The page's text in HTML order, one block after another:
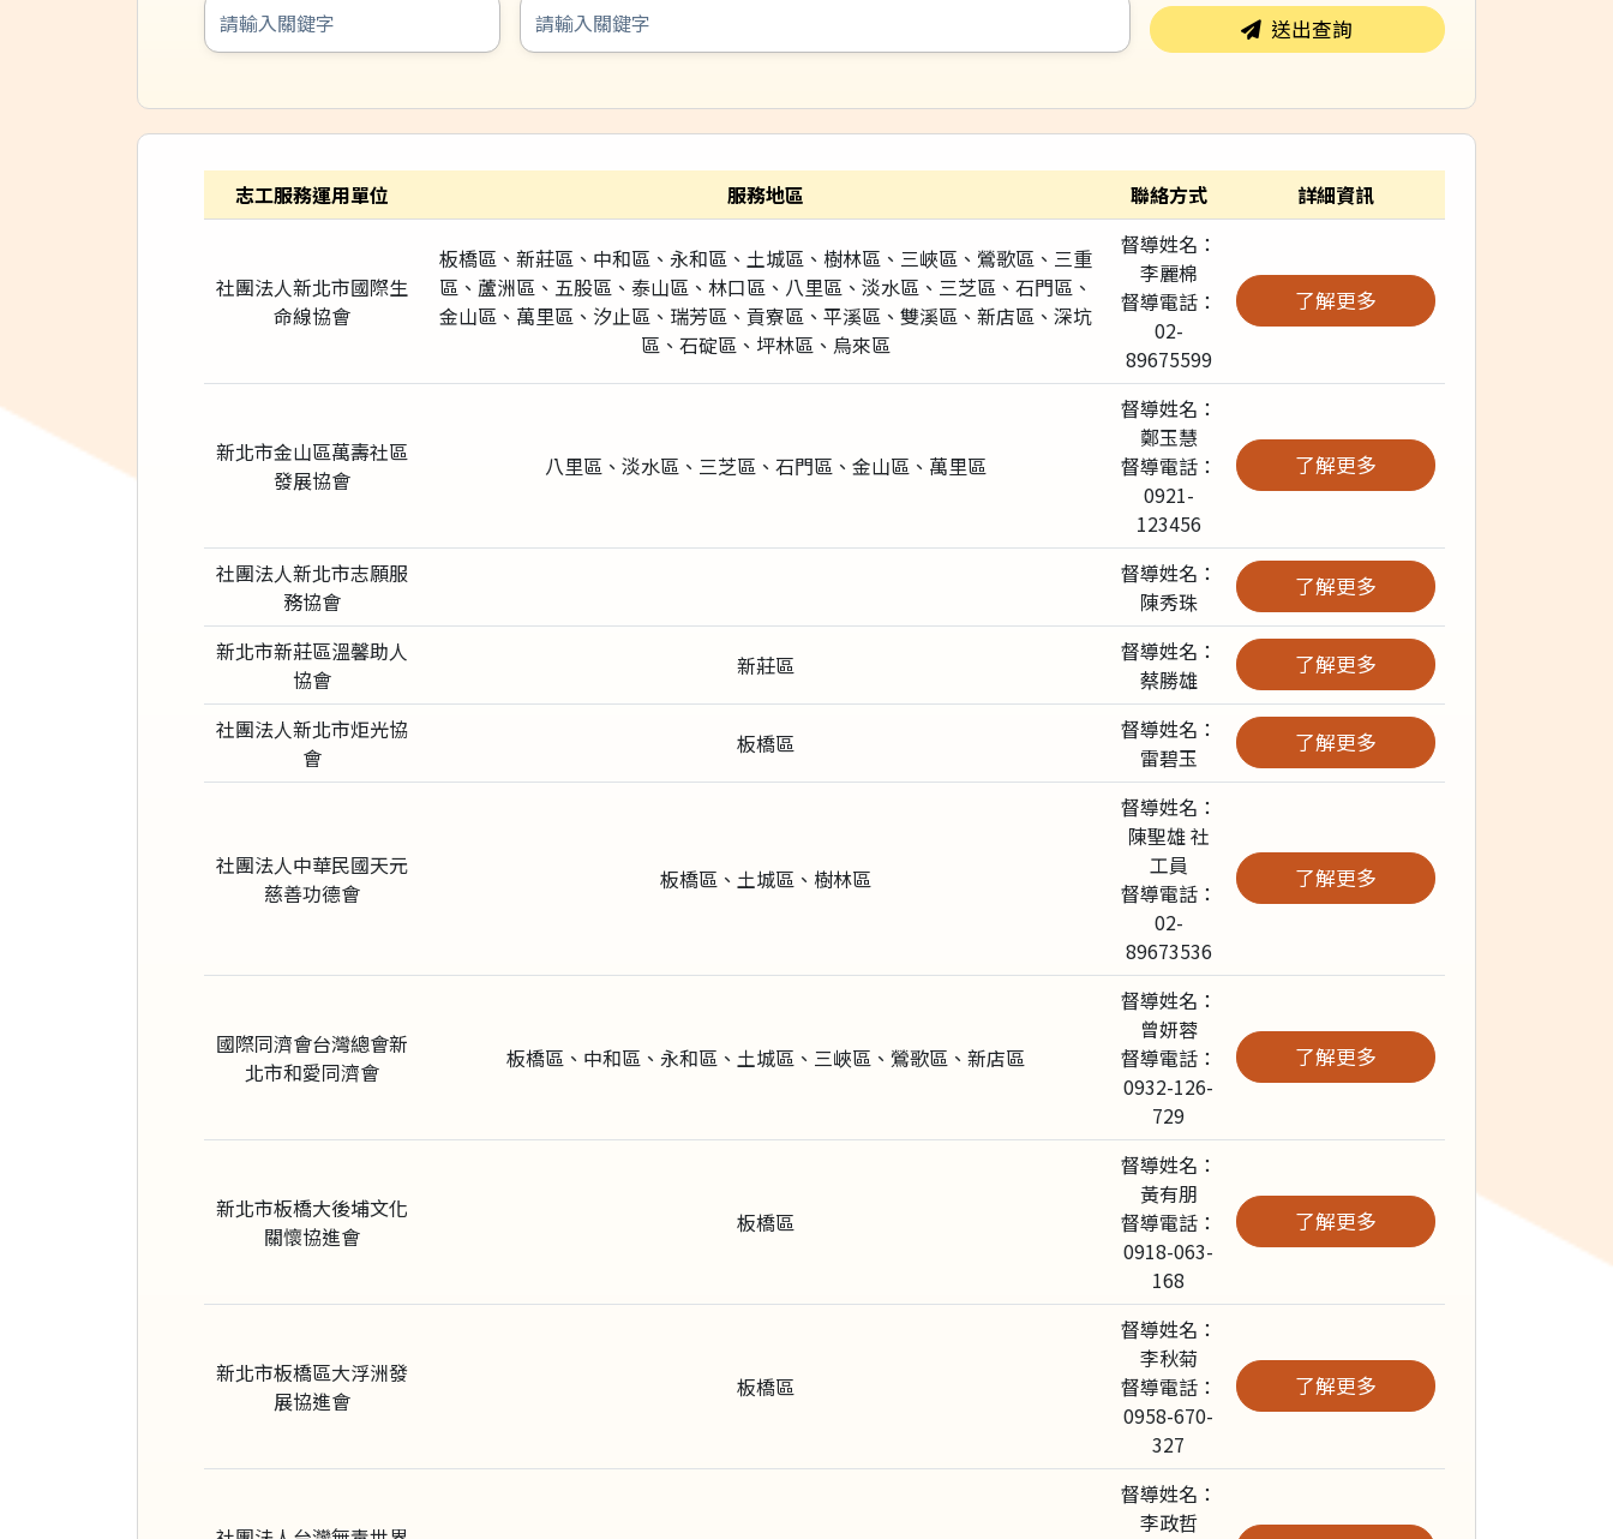
送出查詢
志工服務運用單位 服務地區 聯絡方式 詳細資訊
社團法人新北市國際生
命線協會
板橋區、新莊區、中和區、永和區、土城區、樹林區、三峽區、鶯歌區、三重
區、蘆洲區、五股區、泰山區、林口區、八里區、淡水區、三芝區、石門區、
金山區、萬里區、汐止區、瑞芳區、貢寮區、平溪區、雙溪區、新店區、深坑
區、石碇區、坪林區、烏來區
督導姓名：
李麗棉
督導電話：
02-
89675599
了解更多
新北市金山區萬壽社區
發展協會
八里區、淡水區、三芝區、石門區、金山區、萬里區
督導姓名：
鄭玉慧
督導電話：
0921-
123456
了解更多
社團法人新北市志願服
務協會
督導姓名：
陳秀珠
了解更多
新北市新莊區溫馨助人
協會
新莊區
督導姓名：
蔡勝雄
了解更多
社團法人新北市炬光協
會
板橋區
督導姓名：
雷碧玉
了解更多
社團法人中華民國天元
慈善功德會
板橋區、土城區、樹林區
督導姓名：
陳聖雄 社
工員
督導電話：
02-
89673536
了解更多
國際同濟會台灣總會新
北市和愛同濟會
板橋區、中和區、永和區、土城區、三峽區、鶯歌區、新店區
督導姓名：
曾妍蓉
督導電話：
0932-126-
729
了解更多
新北市板橋大後埔文化
關懷協進會
板橋區
督導姓名：
黃有朋
督導電話：
0918-063-
168
了解更多
新北市板橋區大浮洲發
展協進會
板橋區
督導姓名：
李秋菊
督導電話：
0958-670-
327
了解更多
督導姓名：
李政哲